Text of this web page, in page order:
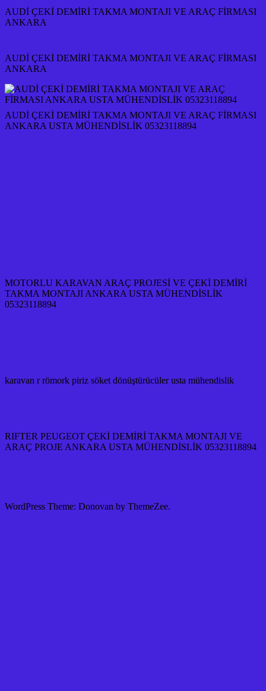
AUDİ ÇEKİ DEMİRİ TAKMA MONTAJI VE ARAÇ FİRMASI
ANKARA
AUDİ ÇEKİ DEMİRİ TAKMA MONTAJI VE ARAÇ FİRMASI
ANKARA
AUDİ ÇEKİ DEMİRİ TAKMA MONTAJI VE ARAÇ FİRMASI
ANKARA USTA MÜHENDİSLİK 05323118894
MOTORLU KARAVAN ARAÇ PROJESİ VE ÇEKİ DEMİRİ
TAKMA MONTAJI ANKARA USTA MÜHENDİSLİK
05323118894
karavan r römork piriz söket dönüştürücüler usta mühendislik
RIFTER PEUGEOT ÇEKİ DEMİRİ TAKMA MONTAJI VE
ARAÇ PROJE ANKARA USTA MÜHENDİSLİK 05323118894
WordPress Theme: Donovan by ThemeZee.